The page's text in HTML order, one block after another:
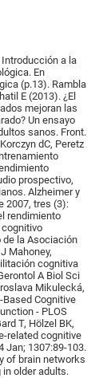
Introducción a la
En
(p.13). Rambla
E (2013). ¿El
mejoran las
Un ensayo
sanos. Front.
dC, Peretz
prospectivo,
Alzheimer y
2007, tres (3):
rendimiento
de la Asociación
Mahoney,
cognitiva
A Biol Sci
Mikulecká,
Cognitive
- PLOS
T, Hölzel BK,
related cognitive
Jan; 1307:89-103.
of brain networks
older adults.